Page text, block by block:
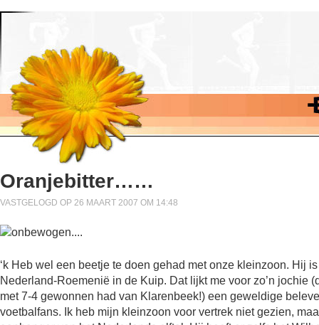
Oranjebitter……
VASTGELOGD OP 26 MAART 2007 OM 14:48
‘k Heb wel een beetje te doen gehad met onze kleinzoon. Hij
Nederland-Roemenië in de Kuip. Dat lijkt me voor zo’n jochie
met 7-4 gewonnen had van Klarenbeek!) een geweldige
voetbalfans. Ik heb mijn kleinzoon voor vertrek niet gezien,